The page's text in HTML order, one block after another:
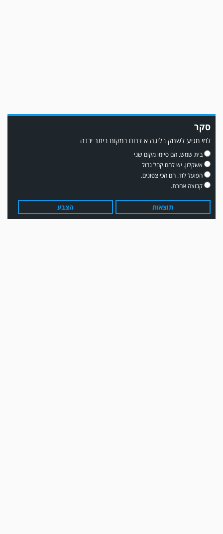
משחק אימון: שדרות גברה על מ.ס. דימונה 1-4.
סקר
למי מגיע לשחק בליגה א דרום במקום ביתר יבנה
בית שמש. הם סיימו מקום שני
אשקלון. יש להם קהל גדול
הפועל לוד. הם הכי צפונים.
קבוצה אחרת.
תוצאות הצבע